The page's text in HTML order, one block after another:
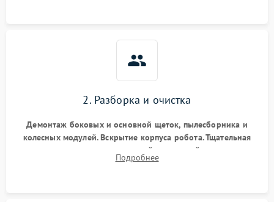
2. Разборка и очистка
Демонтаж боковых и основной щеток, пылесборника и
колесных модулей. Вскрытие корпуса робота. Тщательная
очистка внутренних полостей, шестерней и плат от
скопившейся пыли, волос и шерсти животных с
Подробнее